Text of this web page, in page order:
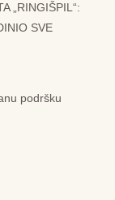
„RINGIŠPIL“:
SVE
podršku